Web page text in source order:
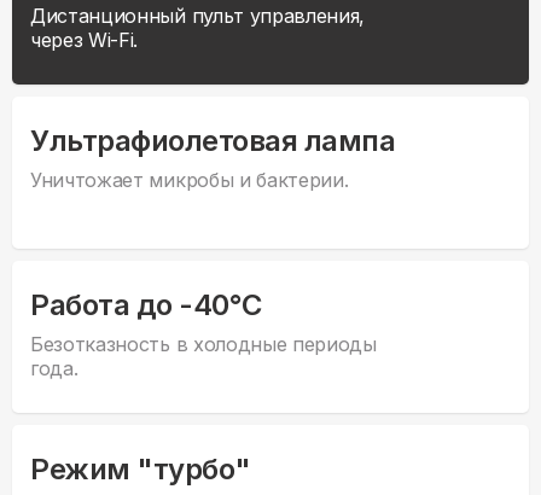
Дистанционный пульт управления,
через Wi-Fi.
Ультрафиолетовая лампа
Уничтожает микробы и бактерии.
Работа до -40°С
Безотказность в холодные периоды
года.
Режим "турбо"